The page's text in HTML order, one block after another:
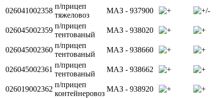
026041002358
п/прицеп
тяжеловоз
МАЗ - 937900
026045002359
п/прицеп
тентованый
МАЗ - 938020
026045002360
п/прицеп
тентованый
МАЗ - 938660
026045002361
п/прицеп
тентованый
МАЗ - 938662
026019002362
п/прицеп
контейнеровоз
МАЗ - 938920